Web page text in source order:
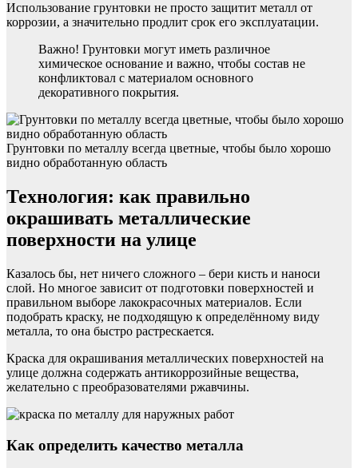
Использование грунтовки не просто защитит металл от
коррозии, а значительно продлит срок его эксплуатации.
Важно! Грунтовки могут иметь различное
химическое основание и важно, чтобы состав не
конфликтовал с материалом основного
декоративного покрытия.
Грунтовки по металлу всегда цветные, чтобы было хорошо
видно обработанную область
Технология: как правильно
окрашивать металлические
поверхности на улице
Казалось бы, нет ничего сложного – бери кисть и наноси
слой. Но многое зависит от подготовки поверхностей и
правильном выборе лакокрасочных материалов. Если
подобрать краску, не подходящую к определённому виду
металла, то она быстро растрескается.
Краска для окрашивания металлических поверхностей на
улице должна содержать антикоррозийные вещества,
желательно с преобразователями ржавчины.
Как определить качество металла